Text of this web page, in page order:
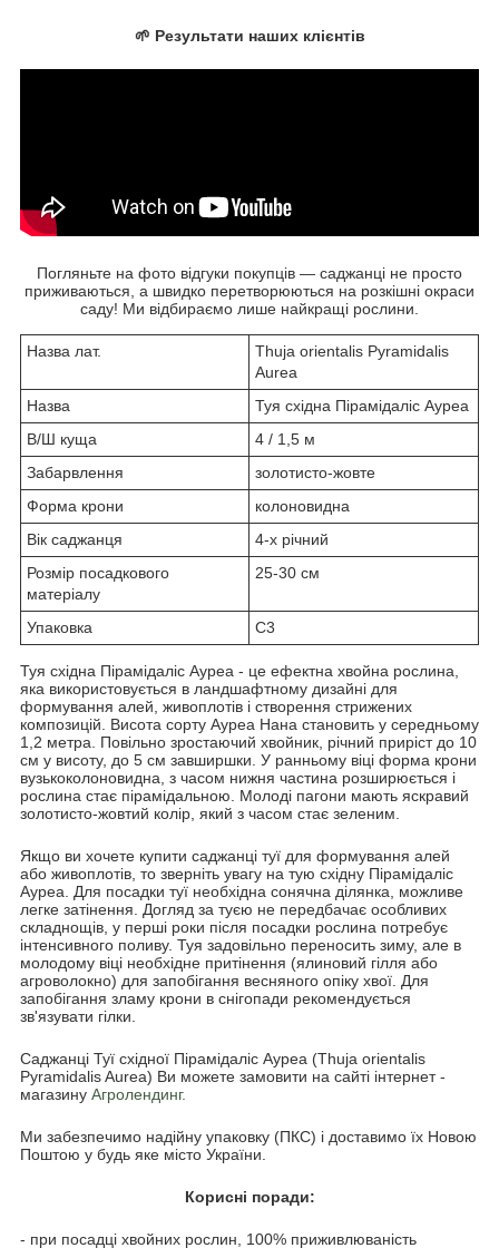
🌱 Результати наших клієнтів
Погляньте на фото відгуки покупців — саджанці не просто
приживаються, а швидко перетворюються на розкішні окраси
саду! Ми відбираємо лише найкращі рослини.
Назва лат.
Thuja orientalis Pyramidalis
Aurea
Назва
Туя східна Пірамідаліс Ауреа
В/Ш куща
4 / 1,5 м
Забарвлення
золотисто-жовте
Форма крони
колоновидна
Вік саджанця
4-х річний
Розмір посадкового
матеріалу
25-30 см
Упаковка С3
Туя східна Пірамідаліс Ауреа - це ефектна хвойна рослина,
яка використовується в ландшафтному дизайні для
формування алей, живоплотів і створення стрижених
композицій. Висота сорту Ауреа Нана становить у середньому
1,2 метра. Повільно зростаючий хвойник, річний приріст до 10
см у висоту, до 5 см завширшки. У ранньому віці форма крони
вузькоколоновидна, з часом нижня частина розширюється і
рослина стає пірамідальною. Молоді пагони мають яскравий
золотисто-жовтий колір, який з часом стає зеленим.
Якщо ви хочете купити саджанці туї для формування алей
або живоплотів, то зверніть увагу на тую східну Пірамідаліс
Ауреа. Для посадки туї необхідна сонячна ділянка, можливе
легке затінення. Догляд за туєю не передбачає особливих
складнощів, у перші роки після посадки рослина потребує
інтенсивного поливу. Туя задовільно переносить зиму, але в
молодому віці необхідне притінення (ялиновий гілля або
агроволокно) для запобігання весняного опіку хвої. Для
запобігання зламу крони в снігопади рекомендується
зв'язувати гілки.
Саджанці Туї східної Пірамідаліс Ауреа (Thuja orientalis
Pyramidalis Aurea) Ви можете замовити на сайті інтернет -
магазину Агролендинг.
Ми забезпечимо надійну упаковку (ПКС) і доставимо їх Новою
Поштою у будь яке місто України.
Корисні поради:
- при посадці хвойних рослин, 100% приживлюваність